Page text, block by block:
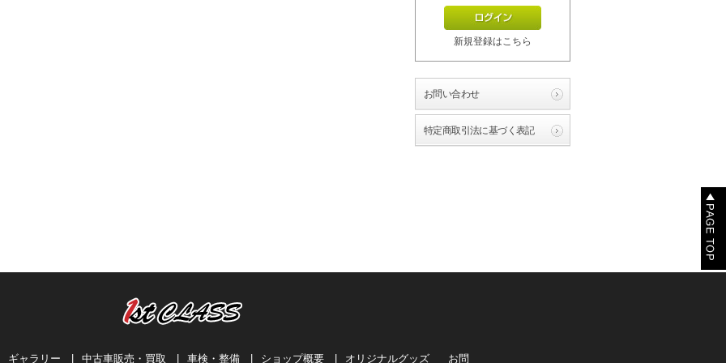
新規登録はこちら
お問い合わせ
特定商取引法に基づく表記
ギャラリー 中古車販売・買取 車検・整備 ショップ概要 オリジナルグッズ お問